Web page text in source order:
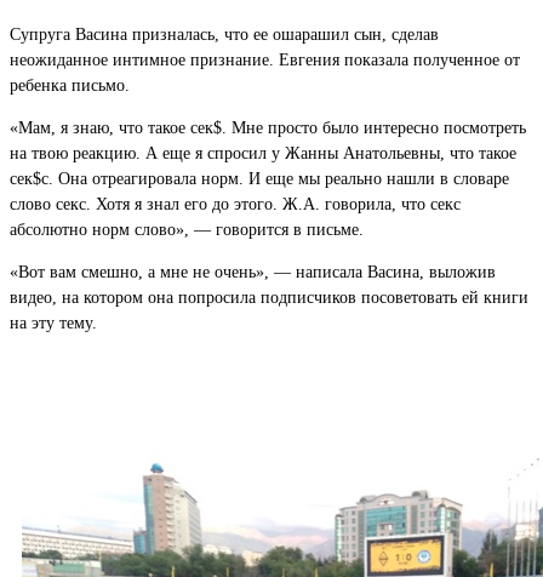
Супруга Васина призналась, что ее ошарашил сын, сделав
неожиданное интимное признание. Евгения показала полученное от
ребенка письмо.
«Мам, я знаю, что такое сек$. Мне просто было интересно посмотреть
на твою реакцию. А еще я спросил у Жанны Анатольевны, что такое
сек$с. Она отреагировала норм. И еще мы реально нашли в словаре
слово секс. Хотя я знал его до этого. Ж.А. говорила, что секс
абсолютно норм слово», — говорится в письме.
«Вот вам смешно, а мне не очень», — написала Васина, выложив
видео, на котором она попросила подписчиков посоветовать ей книги
на эту тему.